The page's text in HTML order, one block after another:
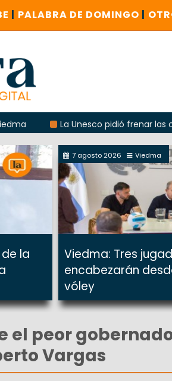
| PALABRA DE DOMINGO |
La Unesco pidió frenar las obras del
la
7 agosto 2026 Viedma
Viedma: Tres
encabezarán
vóley
el peor
Vargas